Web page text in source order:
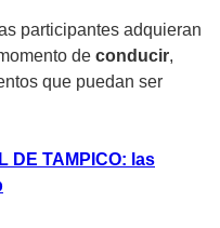
participantes adquieran
de conducir,
que puedan ser
DE TAMPICO: las